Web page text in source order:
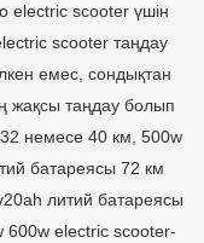
electric scooter үшін
scooter таңдау
емес, сондықтан
жақсы таңдау болып
немесе 40 км, 500w
батареясы 72 км
литий батареясы
600w electric scooter-